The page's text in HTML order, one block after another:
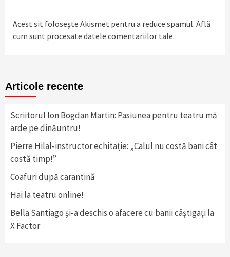
Acest sit folosește Akismet pentru a reduce spamul. Află
cum sunt procesate datele comentariilor tale.
Articole recente
Scriitorul Ion Bogdan Martin: Pasiunea pentru teatru mă
arde pe dinăuntru!
Pierre Hilal-instructor echitație: „Calul nu costă bani cât
costă timp!”
Coafuri după carantină
Hai la teatru online!
Bella Santiago și-a deschis o afacere cu banii câştigaţi la
X Factor